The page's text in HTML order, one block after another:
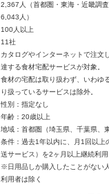
2,367人（首都圏・東海・近畿調
6,043人）
100人以上
11社
カタログやインターネットで注文
達する食材宅配サービスが対象。
食材の宅配は取り扱わず、いわゆ
り扱っているサービスは除外。
性別：指定なし
年齢：20歳以上
地域：首都圏（埼玉県、千葉県、
条件：過去1年以内に、月1回以上
送サービス）を2ヶ月以上継続利
※日用品しか購入したことがない
利用者は除く